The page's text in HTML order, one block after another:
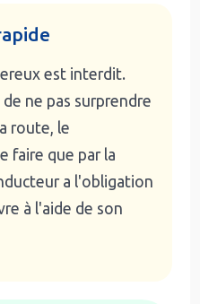
est interdit.
ne pas surprendre
route, le
faire que par la
a l'obligation
à l'aide de son